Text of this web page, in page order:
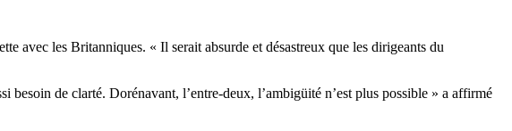
avec les Britanniques. « Il serait absurde et désastreux que les dirigeants du
besoin de clarté. Dorénavant, l’entre-deux, l’ambigüité n’est plus possible » a affirmé